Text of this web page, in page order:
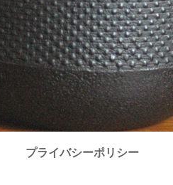
プライバシーポリシー